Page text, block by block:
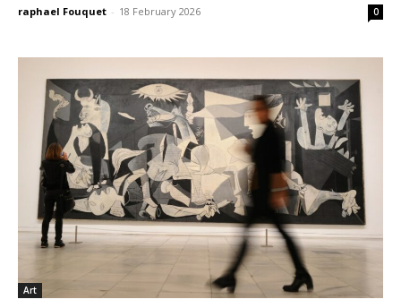
raphael Fouquet - 18 February 2026 0
Art